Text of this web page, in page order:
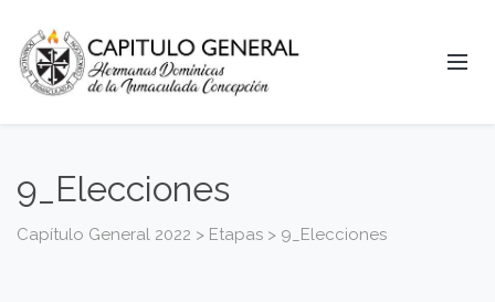
9_Elecciones
Capítulo General 2022 > Etapas > 9_Elecciones